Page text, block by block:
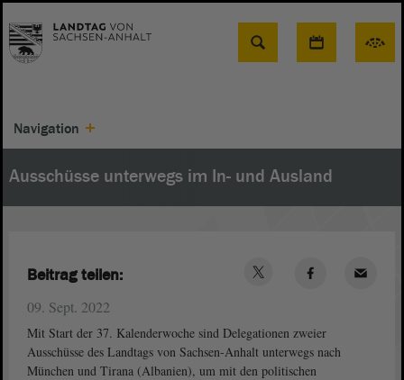
Suche
Navigation
Ausschüsse unterwegs im In- und Ausland
09. Sept. 2022
Mit Start der 37. Kalenderwoche sind Delegationen zweier
Ausschüsse des Landtags von Sachsen-Anhalt unterwegs nach
München und Tirana (Albanien), um mit den politischen
Beitrag teilen: